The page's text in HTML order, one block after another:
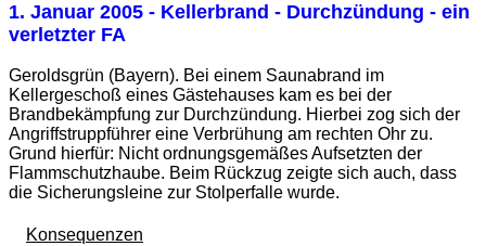
1. Januar 2005 - Kellerbrand - Durchzündung - ein
verletzter FA
Geroldsgrün (Bayern). Bei einem Saunabrand im
Kellergeschoß eines Gästehauses kam es bei der
Brandbekämpfung zur Durchzündung. Hierbei zog sich der
Angriffstruppführer eine Verbrühung am rechten Ohr zu.
Grund hierfür: Nicht ordnungsgemäßes Aufsetzten der
Flammschutzhaube. Beim Rückzug zeigte sich auch, dass
die Sicherungsleine zur Stolperfalle wurde.
Konsequenzen